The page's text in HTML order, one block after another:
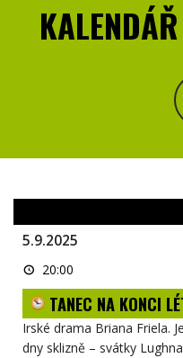
5.9.2025
TANEC
NA
KONCI
LÉTA
(na
Kunětické
hoře)
20:00
TANEC NA KONCI
Irské drama Briana Friela.
dny sklizně – svátky